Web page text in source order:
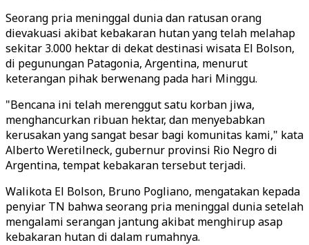
Seorang pria meninggal dunia dan ratusan orang
dievakuasi akibat kebakaran hutan yang telah melahap
sekitar 3.000 hektar di dekat destinasi wisata El Bolson,
di pegunungan Patagonia, Argentina, menurut
keterangan pihak berwenang pada hari Minggu.
"Bencana ini telah merenggut satu korban jiwa,
menghancurkan ribuan hektar, dan menyebabkan
kerusakan yang sangat besar bagi komunitas kami," kata
Alberto Weretilneck, gubernur provinsi Rio Negro di
Argentina, tempat kebakaran tersebut terjadi.
Walikota El Bolson, Bruno Pogliano, mengatakan kepada
penyiar TN bahwa seorang pria meninggal dunia setelah
mengalami serangan jantung akibat menghirup asap
kebakaran hutan di dalam rumahnya.